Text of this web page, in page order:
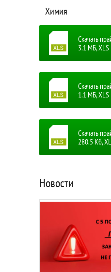
Химия
Скачать
3.1 MБ, XLS
Скачать
1.1 MБ, XLS
Скачать
280.5 Кб,
Новости